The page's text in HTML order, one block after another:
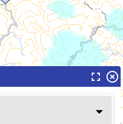
fullscreen highlight_off
arrow_drop_down